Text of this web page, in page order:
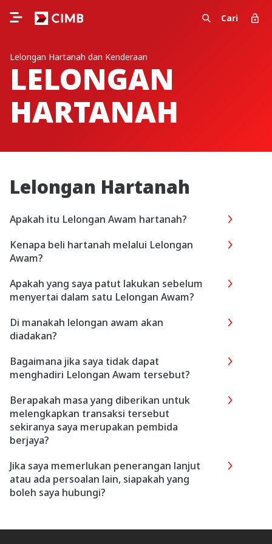
Cari
Lelongan Hartanah dan Kenderaan
LELONGAN
HARTANAH
Lelongan Hartanah
Apakah itu Lelongan Awam hartanah?
Kenapa beli hartanah melalui Lelongan
Awam?
Apakah yang saya patut lakukan sebelum
menyertai dalam satu Lelongan Awam?
Di manakah lelongan awam akan
diadakan?
Bagaimana jika saya tidak dapat
menghadiri Lelongan Awam tersebut?
Berapakah masa yang diberikan untuk
melengkapkan transaksi tersebut
sekiranya saya merupakan pembida
berjaya?
Jika saya memerlukan penerangan lanjut
atau ada persoalan lain, siapakah yang
boleh saya hubungi?